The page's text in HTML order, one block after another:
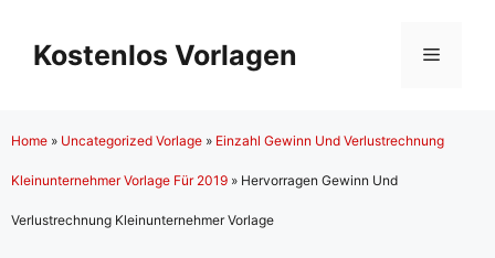
Inhalt
springen
Kostenlos Vorlagen Menü
Home » Uncategorized Vorlage » Einzahl Gewinn Und Verlustrechnung
Kleinunternehmer Vorlage Für 2019 » Hervorragen Gewinn Und
Verlustrechnung Kleinunternehmer Vorlage